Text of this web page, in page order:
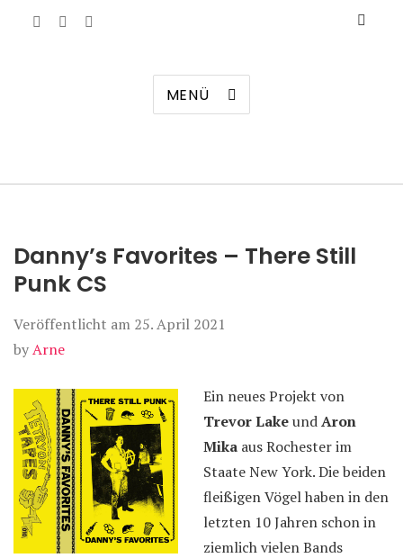
MENÜ
Danny’s Favorites – There Still
Punk CS
Veröffentlicht am 25. April 2021
byArne
Ein neues Projekt von
Trevor LakeundAron
Mika aus Rochester im
Staate New York. Die beiden
fleißigen Vögel haben in den
letzten 10 Jahren schon in
ziemlich vielen Bands